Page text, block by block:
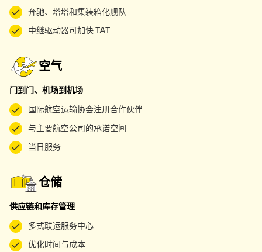
奔驰、塔塔和集装箱化舰队
中继驱动器可加快 TAT
空气
门到门、机场到机场
国际航空运输协会注册合作伙伴
与主要航空公司的承诺空间
当日服务
仓储
供应链和库存管理
多式联运服务中心
优化时间与成本